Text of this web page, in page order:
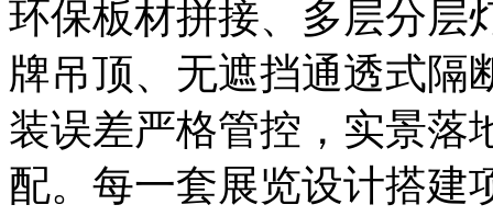
环保板材拼接、多层分层
牌吊顶、无遮挡通透式隔
装误差严格管控，实景落
配。每一套展览设计搭建